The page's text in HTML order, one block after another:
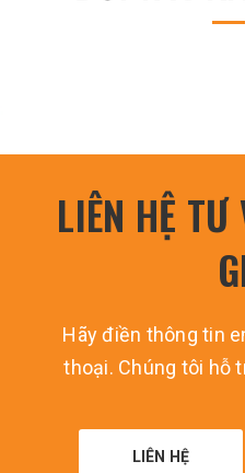
LIÊN HỆ
Hãy điền thông tin
thoại. Chúng tôi hỗ
LIÊN HỆ